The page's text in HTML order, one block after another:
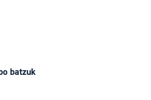
batzuk